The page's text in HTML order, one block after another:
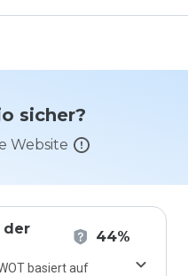
sicher?
Website
der
44%
basiert auf